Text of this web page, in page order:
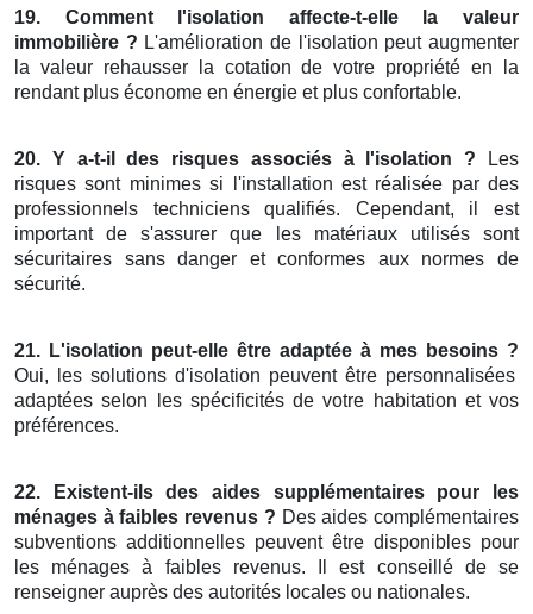
19. Comment l'isolation affecte-t-elle la valeur
immobilière ? L'amélioration de l'isolation peut augmenter
la valeur rehausser la cotation de votre propriété en la
rendant plus économe en énergie et plus confortable.
20. Y a-t-il des risques associés à l'isolation ? Les
risques sont minimes si l'installation est réalisée par des
professionnels techniciens qualifiés. Cependant, il est
important de s'assurer que les matériaux utilisés sont
sécuritaires sans danger et conformes aux normes de
sécurité.
21. L'isolation peut-elle être adaptée à mes besoins ?
Oui, les solutions d'isolation peuvent être personnalisées
adaptées selon les spécificités de votre habitation et vos
préférences.
22. Existent-ils des aides supplémentaires pour les
ménages à faibles revenus ? Des aides complémentaires
subventions additionnelles peuvent être disponibles pour
les ménages à faibles revenus. Il est conseillé de se
renseigner auprès des autorités locales ou nationales.